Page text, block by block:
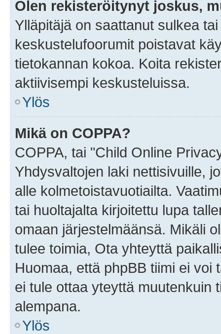
Olen rekisteröitynyt joskus,
Ylläpitäjä on saattanut sulkea
keskustelufoorumit poistavat
tietokannan kokoa. Koita
aktiivisempi keskusteluissa.
Ylös
Mikä on COPPA?
COPPA, tai "Child Online
Yhdysvaltojen laki nettisivuille,
alle kolmetoistavuotiailta.
tai huoltajalta kirjoitettu lupa
omaan järjestelmäänsä. Mikäli
tulee toimia, Ota yhteyttä
Huomaa, että phpBB tiimi ei
ei tule ottaa yteyttä muutenkuin
alempana.
Ylös